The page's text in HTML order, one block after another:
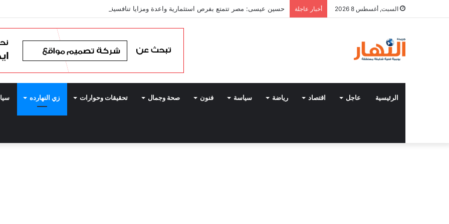
السبت, أغسطس 8 2026 أخبار عاجلة حسين عيسى: مصر تتمتع بفرص استثمارية واعدة ومزايا تنافسية تعزز جاذبيتها لرؤوس الأموال
الرئيسية عاجل اقتصاد رياضة سياسة فنون صحة وجمال تحقيقات وحوارات زي النهارده